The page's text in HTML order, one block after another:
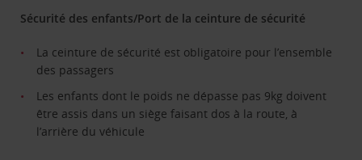
Sécurité des enfants/Port de la ceinture de sécurité
La ceinture de sécurité est obligatoire pour l’ensemble
des passagers
Les enfants dont le poids ne dépasse pas 9kg doivent
être assis dans un siège faisant dos à la route, à
l’arrière du véhicule